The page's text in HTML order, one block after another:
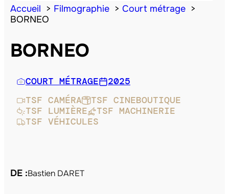
Accueil Filmographie
Court métrage
BORNEO
BORNEO
COURT MÉTRAGE
2025
TSF CAMÉRA
TSF CINEBOUTIQUE
TSF LUMIÈRE
TSF MACHINERIE
TSF VÉHICULES
DE :Bastien DARET